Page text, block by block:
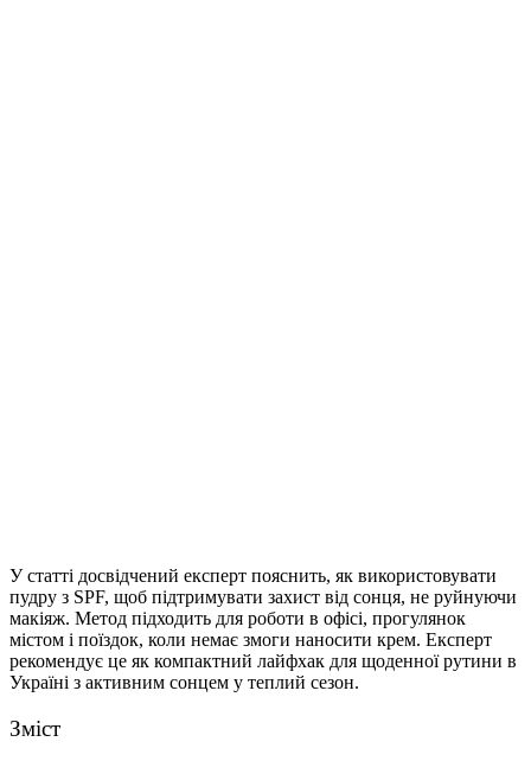
У статті досвідчений експерт пояснить, як використовувати
пудру з SPF, щоб підтримувати захист від сонця, не руйнуючи
макіяж. Метод підходить для роботи в офісі, прогулянок
містом і поїздок, коли немає змоги наносити крем. Експерт
рекомендує це як компактний лайфхак для щоденної рутини в
Україні з активним сонцем у теплий сезон.
Зміст